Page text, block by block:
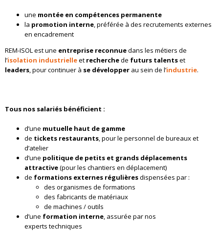
une montée en compétences permanente
la promotion interne , préférée à des recrutements externes
en encadrement
REM-ISOL est une entreprise reconnuedans les métiers de
l’isolation industrielleet recherchede futurs talentset
leaders , pour continuer à se développer au sein de l’industrie.
Tous nos salariés bénéficient :
d’une mutuelle haut de gamme
de tickets restaurants , pour le personnel de bureaux et
d’atelier
d’une politique de petits et grands déplacements
attractive(pour les chantiers en déplacement)
de formations externes régulièresdispensées par :
des organismes de formations
des fabricants de matériaux
de machines / outils
d’une formation interne , assurée par nos
experts techniques